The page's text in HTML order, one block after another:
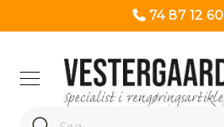
74 87 12 60
Search
Search